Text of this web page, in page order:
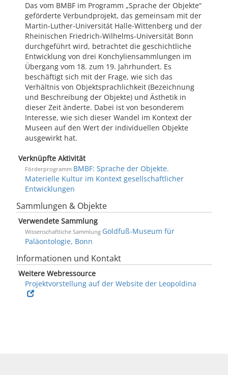
Das vom BMBF im Programm „Sprache der Objekte“
geförderte Verbundprojekt, das gemeinsam mit der
Martin-Luther-Universität Halle-Wittenberg und der
Rheinischen Friedrich-Wilhelms-Universität Bonn
durchgeführt wird, betrachtet die geschichtliche
Entwicklung von drei Konchyliensammlungen im
Übergang vom 18. zum 19. Jahrhundert. Es
beschäftigt sich mit der Frage, wie sich das
Verhältnis von Objektsprachlichkeit (Bezeichnung
und Beschreibung der Objekte) und Ästhetik in
dieser Zeit änderte. Dabei ist von besonderem
Interesse, wie sich dieser Wandel im Kontext der
Museen auf den Wert der individuellen Objekte
ausgewirkt hat.
Verknüpfte Aktivität
Förderprogramm BMBF: Sprache der Objekte.
Materielle Kultur im Kontext gesellschaftlicher
Entwicklungen
Sammlungen & Objekte
Verwendete Sammlung
Wissenschaftliche Sammlung Goldfuß-Museum für
Paläontologie, Bonn
Informationen und Kontakt
Weitere Webressource
Projektvorstellung auf der Website der Leopoldina